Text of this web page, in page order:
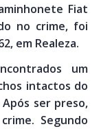
Fiat
no crime, foi
em Realeza.
um
intactos do
ser preso,
Segundo